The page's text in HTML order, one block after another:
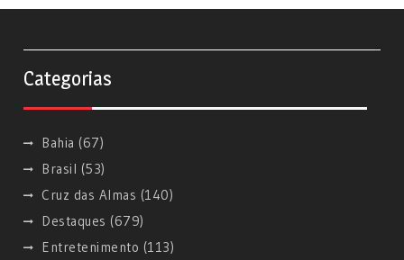
Categorias
Bahia (67)
Brasil (53)
Cruz das Almas (140)
Destaques (679)
Entretenimento (113)